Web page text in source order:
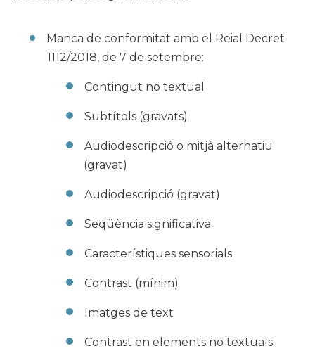
Manca de conformitat amb el Reial Decret
1112/2018, de 7 de setembre:
Contingut no textual
Subtítols (gravats)
Audiodescripció o mitjà alternatiu
(gravat)
Audiodescripció (gravat)
Seqüència significativa
Característiques sensorials
Contrast (mínim)
Imatges de text
Contrast en elements no textuals